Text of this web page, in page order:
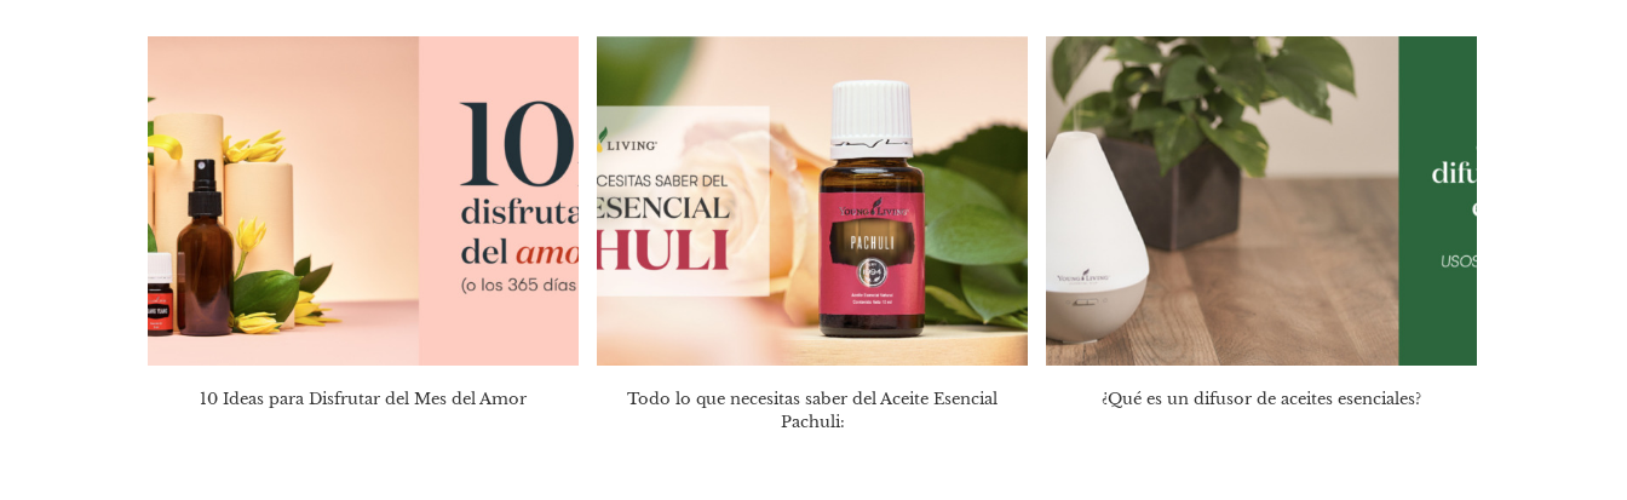
10 Ideas para Disfrutar del Mes del Amor
Todo lo que necesitas saber del Aceite Esencial
Pachuli:
¿Qué es un difusor de aceites esenciales?